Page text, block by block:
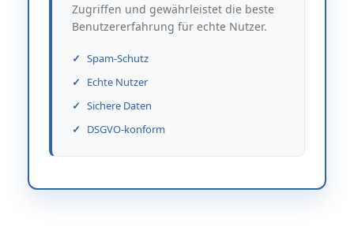
Zugriffen und gewährleistet die beste
Benutzererfahrung für echte Nutzer.
Spam-Schutz
Echte Nutzer
Sichere Daten
DSGVO-konform